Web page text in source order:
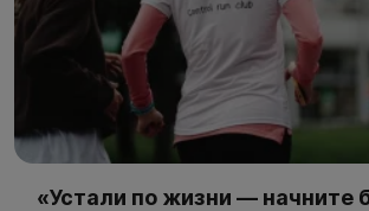
«Устали по жизни — начните